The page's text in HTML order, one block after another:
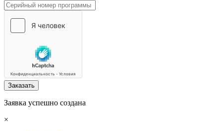
Заказать
Заявка успешно создана
×